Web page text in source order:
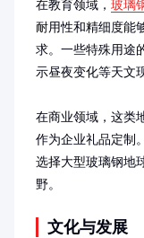
在教育领域， 玻璃
耐用性和精细度能
求。一些特殊用途
示昼夜变化等天文
在商业领域，这类
作为企业礼品定制
选择大型玻璃钢地
野。
文化与发展